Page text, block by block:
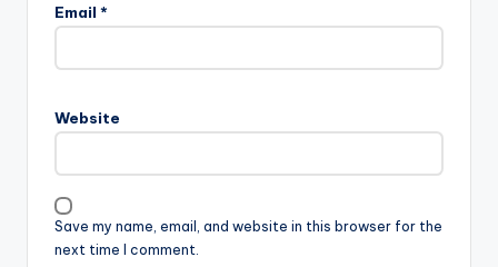
Email *
Website
Save my name, email, and website in this browser for the
next time I comment.